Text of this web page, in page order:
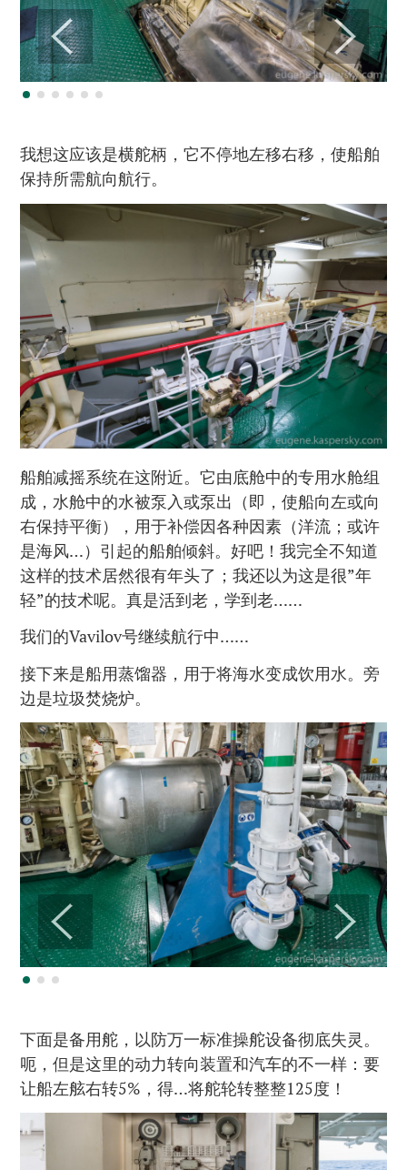
我想这应该是横舵柄，它不停地左移右移，使船舶
保持所需航向航行。
船舶减摇系统在这附近。它由底舱中的专用水舱组
成，水舱中的水被泵入或泵出（即，使船向左或向
右保持平衡），用于补偿因各种因素（洋流；或许
是海风…）引起的船舶倾斜。好吧！我完全不知道
这样的技术居然很有年头了；我还以为这是很”年
轻”的技术呢。真是活到老，学到老……
我们的Vavilov号继续航行中……
接下来是船用蒸馏器，用于将海水变成饮用水。旁
边是垃圾焚烧炉。
下面是备用舵，以防万一标准操舵设备彻底失灵。
呃，但是这里的动力转向装置和汽车的不一样：要
让船左舷右转5%，得…将舵轮转整整125度！